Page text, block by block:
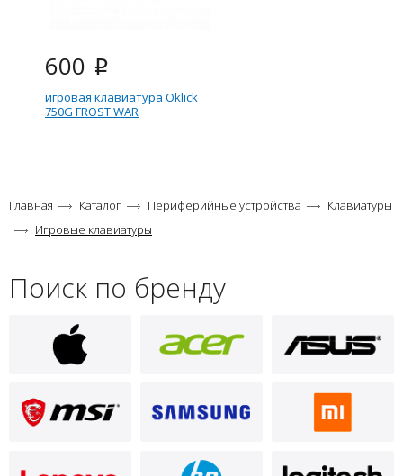
600 i
игровая клавиатура Oklick
750G FROST WAR
Главная Каталог Периферийные устройства
Клавиатуры
Игровые клавиатуры
Поиск по бренду